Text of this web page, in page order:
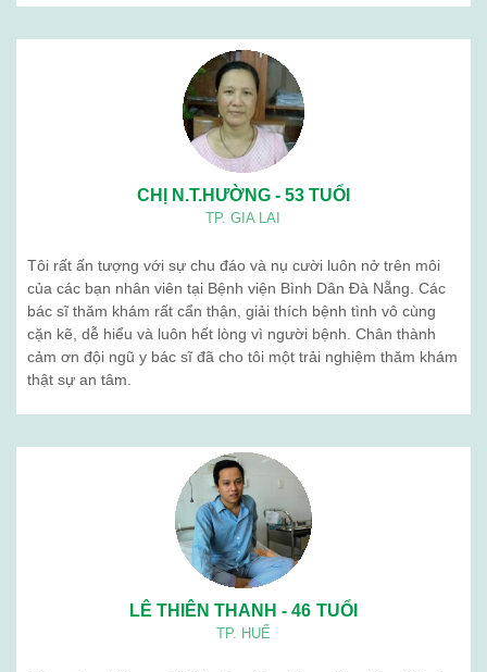
CHỊ N.T.HƯỜNG - 53 TUỔI
TP. GIA LAI
Tôi rất ấn tượng với sự chu đáo và nụ cười luôn nở trên môi
của các bạn nhân viên tại Bệnh viện Bình Dân Đà Nẵng. Các
bác sĩ thăm khám rất cẩn thận, giải thích bệnh tình vô cùng
cặn kẽ, dễ hiểu và luôn hết lòng vì người bệnh. Chân thành
cảm ơn đội ngũ y bác sĩ đã cho tôi một trải nghiệm thăm khám
thật sự an tâm.
LÊ THIÊN THANH - 46 TUỔI
TP. HUẾ